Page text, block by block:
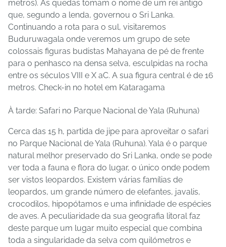
metros). As quedas tomam o nome de um rei antigo
que, segundo a lenda, governou o Sri Lanka.
Continuando a rota para o sul, visitaremos
Buduruwagala onde veremos um grupo de sete
colossais figuras budistas Mahayana de pé de frente
para o penhasco na densa selva, esculpidas na rocha
entre os séculos VIII e X aC. A sua figura central é de 16
metros. Check-in no hotel em Kataragama
À tarde: Safari no Parque Nacional de Yala (Ruhuna)
Cerca das 15 h, partida de jipe ​​para aproveitar o safari
no Parque Nacional de Yala (Ruhuna). Yala é o parque
natural melhor preservado do Sri Lanka, onde se pode
ver toda a fauna e flora do lugar, o único onde podem
ser vistos leopardos. Existem várias famílias de
leopardos, um grande número de elefantes, javalis,
crocodilos, hipopótamos e uma infinidade de espécies
de aves. A peculiaridade da sua geografia litoral faz
deste parque um lugar muito especial que combina
toda a singularidade da selva com quilómetros e